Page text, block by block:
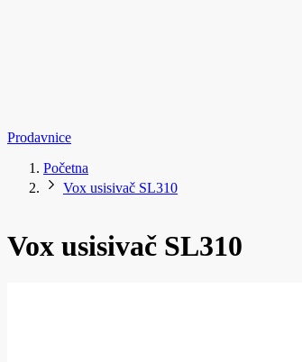
Prodavnice
Početna
Vox usisivač SL310
Vox usisivač SL310